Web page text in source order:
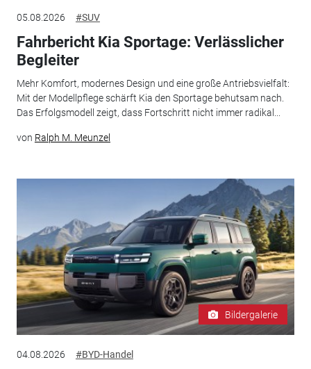
05.08.2026 #SUV
Fahrbericht Kia Sportage: Verlässlicher
Begleiter
Mehr Komfort, modernes Design und eine große Antriebsvielfalt:
Mit der Modellpflege schärft Kia den Sportage behutsam nach.
Das Erfolgsmodell zeigt, dass Fortschritt nicht immer radikal...
von Ralph M. Meunzel
Bildergalerie
04.08.2026 #BYD-Handel